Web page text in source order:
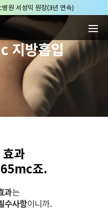
병원 서성익 원장
지방흡입 특화 병원🏆
급' 지방흡입 병원🏆
최고치 달성🏆
케이스 370,884건🏆
집도의 4관왕!! (2026년 7월 기준)
병원 정원주 원장
성훈 부병원장(4개월 연속)
지방흡입 특화 병원🏆
' 지방흡입 병원🏆
최고치 달성🏆
케이스 370,884건🏆
지방흡입
효과
죠.
과는
수사항이니까.